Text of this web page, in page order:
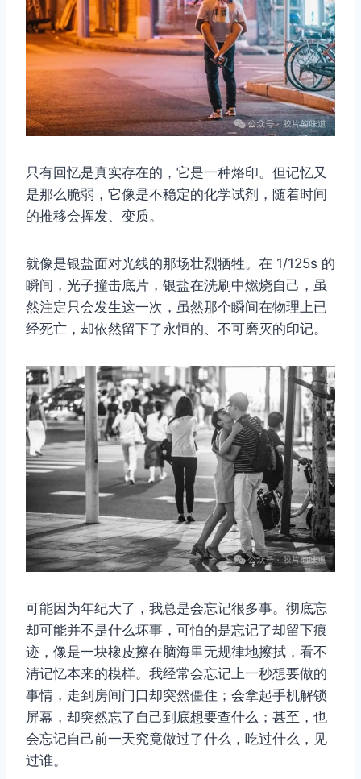
只有回忆是真实存在的，它是一种烙印。但记忆又
是那么脆弱，它像是不稳定的化学试剂，随着时间
的推移会挥发、变质。
就像是银盐面对光线的那场壮烈牺牲。在 1/125s 的
瞬间，光子撞击底片，银盐在洗刷中燃烧自己，虽
然注定只会发生这一次，虽然那个瞬间在物理上已
经死亡，却依然留下了永恒的、不可磨灭的印记。
可能因为年纪大了，我总是会忘记很多事。彻底忘
却可能并不是什么坏事，可怕的是忘记了却留下痕
迹，像是一块橡皮擦在脑海里无规律地擦拭，看不
清记忆本来的模样。我经常会忘记上一秒想要做的
事情，走到房间门口却突然僵住；会拿起手机解锁
屏幕，却突然忘了自己到底想要查什么；甚至，也
会忘记自己前一天究竟做过了什么，吃过什么，见
过谁。